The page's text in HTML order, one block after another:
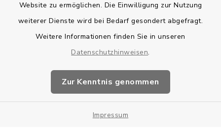
Website zu ermöglichen. Die Einwilligung zur Nutzung
weiterer Dienste wird bei Bedarf gesondert abgefragt.
Weitere Informationen finden Sie in unseren
Datenschutzhinweisen.
Zur Kenntnis genommen
Impressum
Barrierefreiheit
Datenschutz
Sitemap
Cookie-Einstellungen